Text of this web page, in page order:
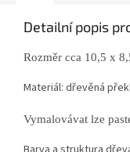
Detailní popis
Rozměr cca 10,5 x
Materiál: dřevěná
Vymalovávat lze